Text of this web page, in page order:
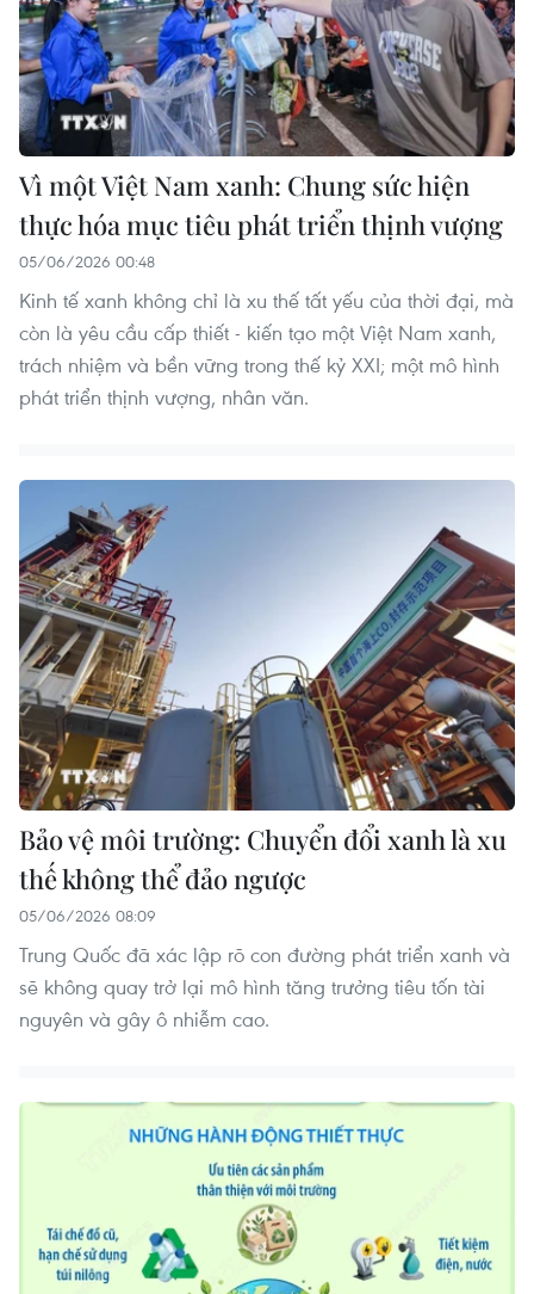
Vì một Việt Nam xanh: Chung sức hiện
thực hóa mục tiêu phát triển thịnh vượng
05/06/2026 00:48
Kinh tế xanh không chỉ là xu thế tất yếu của thời đại, mà
còn là yêu cầu cấp thiết - kiến tạo một Việt Nam xanh,
trách nhiệm và bền vững trong thế kỷ XXI; một mô hình
phát triển thịnh vượng, nhân văn.
Bảo vệ môi trường: Chuyển đổi xanh là xu
thế không thể đảo ngược
05/06/2026 08:09
Trung Quốc đã xác lập rõ con đường phát triển xanh và
sẽ không quay trở lại mô hình tăng trưởng tiêu tốn tài
nguyên và gây ô nhiễm cao.